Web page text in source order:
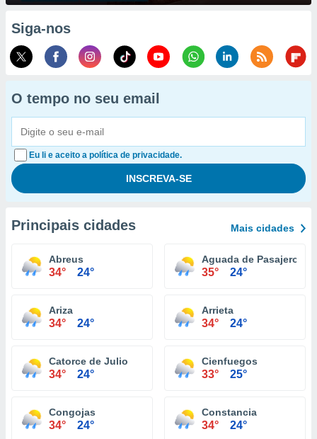
Siga-nos
O tempo no seu email
Eu li e aceito a política de privacidade.
Principais cidades Mais cidades
Abreus
34° 24°
Aguada de Pasajeros
35° 24°
Ariza
34° 24°
Arrieta
34° 24°
Catorce de Julio
34° 24°
Cienfuegos
33° 25°
Congojas
34° 24°
Constancia
34° 24°